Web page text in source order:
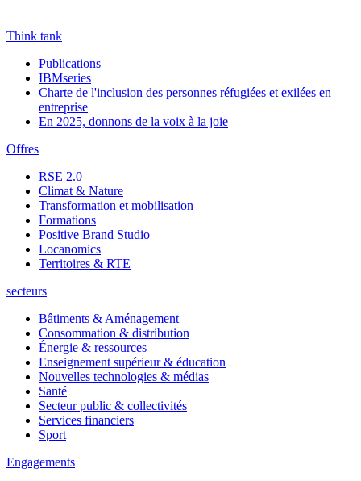
Think tank
Publications
IBMseries
Charte de l'inclusion des personnes réfugiées et exilées en
entreprise
En 2025, donnons de la voix à la joie
Offres
RSE 2.0
Climat & Nature
Transformation et mobilisation
Formations
Positive Brand Studio
Locanomics
Territoires & RTE
secteurs
Bâtiments & Aménagement
Consommation & distribution
Énergie & ressources
Enseignement supérieur & éducation
Nouvelles technologies & médias
Santé
Secteur public & collectivités
Services financiers
Sport
Engagements